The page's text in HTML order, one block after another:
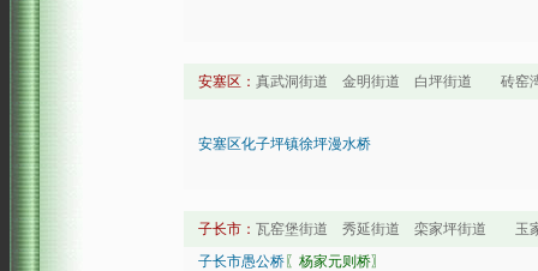
安塞区： 真武洞街道 金明街道 白坪街道 砖窑
安塞区化子坪镇徐坪漫水桥
子长市： 瓦窑堡街道 秀延街道 栾家坪街道 玉
子长市愚公桥 〖杨家元则桥〗